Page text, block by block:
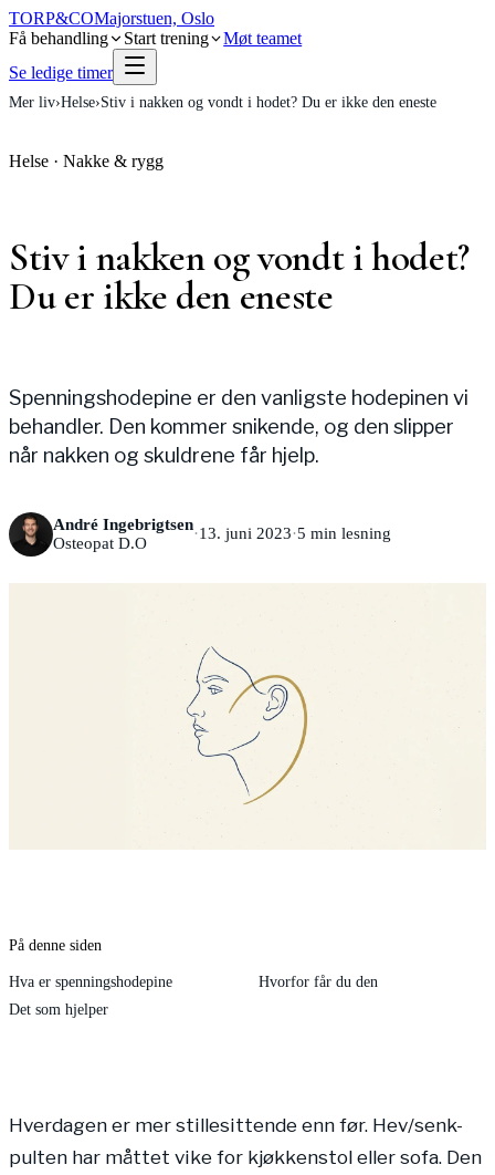
TORP&COMajorstuen, Oslo
Få behandling
Start trening
Møt teamet
Se ledige timer
Mer liv›Helse›Stiv i nakken og vondt i hodet? Du er ikke den eneste
Helse · Nakke & rygg
Stiv i nakken og vondt i hodet?
Du er ikke den eneste
Spenningshodepine er den vanligste hodepinen vi
behandler. Den kommer snikende, og den slipper
når nakken og skuldrene får hjelp.
André Ingebrigtsen
Osteopat D.O
·13. juni 2023·5 min lesning
På denne siden
Hva er spenningshodepine
Hvorfor får du den
Det som hjelper
Hverdagen er mer stillesittende enn før. Hev/senk-
pulten har måttet vike for kjøkkenstol eller sofa. Den